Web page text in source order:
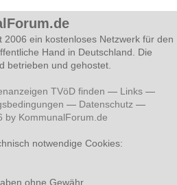
2006 ein kostenloses Netzwerk für den
Hand in Deutschland. Die
betrieben und gehostet.
TVöD finden — Links —
— Datenschutz —
by KommunalForum.de
notwendige Cookies:
ohne Gewähr.